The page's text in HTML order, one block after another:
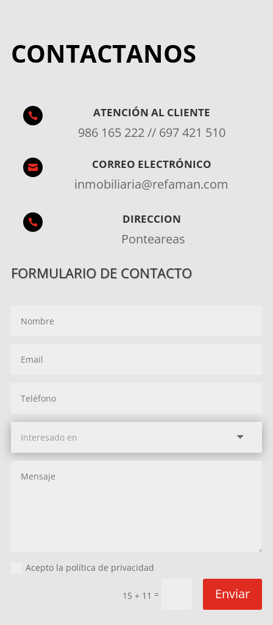
CONTACTANOS
 ATENCIÓN AL CLIENTE
986 165 222 // 697 421 510
 CORREO ELECTRÓNICO
inmobiliaria@refaman.com
 DIRECCION
Ponteareas
FORMULARIO DE CONTACTO
Acepto la política de privacidad
15 + 11 = Enviar